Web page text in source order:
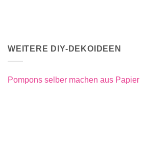
WEITERE DIY-DEKOIDEEN
Pompons selber machen aus Papier